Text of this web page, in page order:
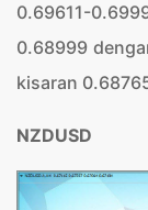
0.69611-
0.68999
kisaran
NZDUSD